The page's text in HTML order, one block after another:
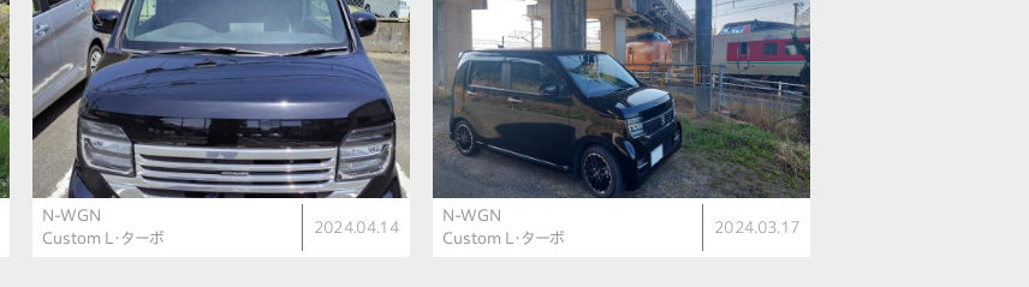
N-WGN
Custom L・ターボ
2024.04.14
N-WGN
Custom L・ターボ
2024.03.17